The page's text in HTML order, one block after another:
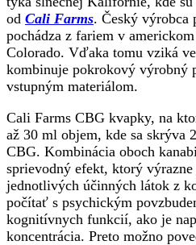
od Cali Farms. Český výrobca
pochádza z fariem v
Colorado. Vďaka tomu vziká
kombinuje pokrokový výrobný
vstupným materiálom.
Cali Farms CBG kvapky, na
až 30 ml objem, kde sa skrýva
CBG. Kombinácia oboch
sprievodný efekt, ktorý
jednotlivých účinných látok z
počítať s psychickým
kognitívnych funkcií, ako je
koncentrácia. Preto možno